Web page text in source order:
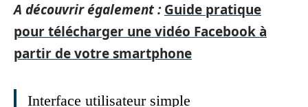
A découvrir également : Guide pratique
pour télécharger une vidéo Facebook à
partir de votre smartphone
Interface utilisateur simple